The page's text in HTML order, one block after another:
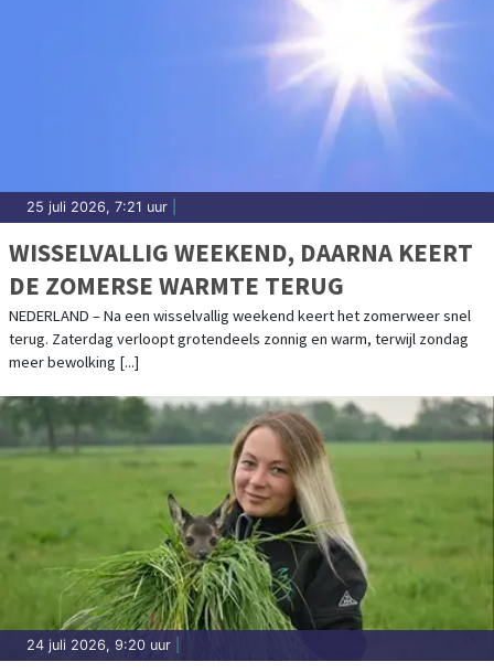
25 juli 2026, 7:21 uur
WISSELVALLIG WEEKEND, DAARNA KEERT
DE ZOMERSE WARMTE TERUG
NEDERLAND – Na een wisselvallig weekend keert het zomerweer snel
terug. Zaterdag verloopt grotendeels zonnig en warm, terwijl zondag
meer bewolking [...]
24 juli 2026, 9:20 uur